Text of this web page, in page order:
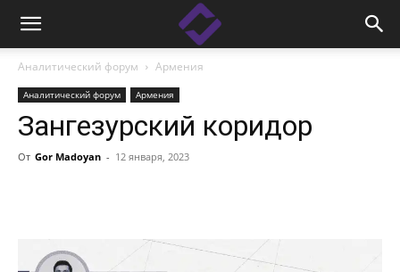
Аналитический форум Армения
Аналитический форум Армения
Зангезурский коридор
От Gor Madoyan - 12 января, 2023